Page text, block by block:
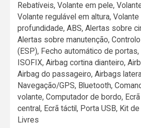
Rebatíveis, Volante em pele,
Volante regulável em altura,
profundidade, ABS, Alertas sobre
Alertas sobre manutenção,
(ESP), Fecho automático de
ISOFIX, Airbag cortina dianteiro,
Airbag do passageiro, Airbags
Navegação/GPS, Bluetooth,
volante, Computador de bordo,
central, Ecrã táctil, Porta USB, Kit
Livres